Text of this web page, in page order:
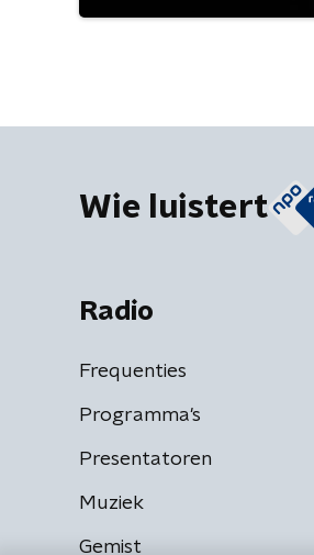
Wie luistert
Radio
Frequenties
Programma's
Presentatoren
Muziek
Gemist